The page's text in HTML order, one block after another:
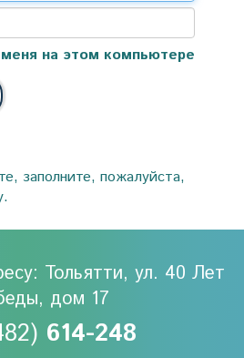
на этом компьютере
заполните, пожалуйста,
Тольятти, ул. 40 Лет
дом 17
614-248